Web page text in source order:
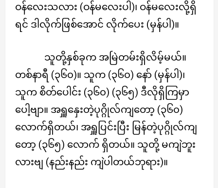
ဝန်လေးသလား (ဝန်မလေးပါ)၊ ဝန်မလေးလို့ရှိ
ရင် ဒါလိုက်ဖြစ်အောင် လိုက်ပေး (မှန်ပါ)။
သူတို့နှစ်ခုက အမြဲတမ်းရှိလိမ့်မယ်။
တစ်နာရီ (၃၆၀)။ သူက (၃၆၀) နော် (မှန်ပါ)၊
သူက စိတ်ပေါင်း (၃၆၀) (၃၆၅) ဒီလိုရှိကြမှာ
ပေါ့ဗျာ။ အရှူနှေးတဲ့ပုဂ္ဂိုလ်ကျတော့ (၃၆၀)
လောက်ရှိတယ်၊ အရှူပြင်းပြီး မြန်တဲ့ပုဂ္ဂိုလ်ကျ
တော့ (၃၆၅) လောက် ရှိတယ်။ သူတို့ မကျဲဘူး
လားဗျ (နည်းနည်း ကျဲပါတယ်ဘုရား)။